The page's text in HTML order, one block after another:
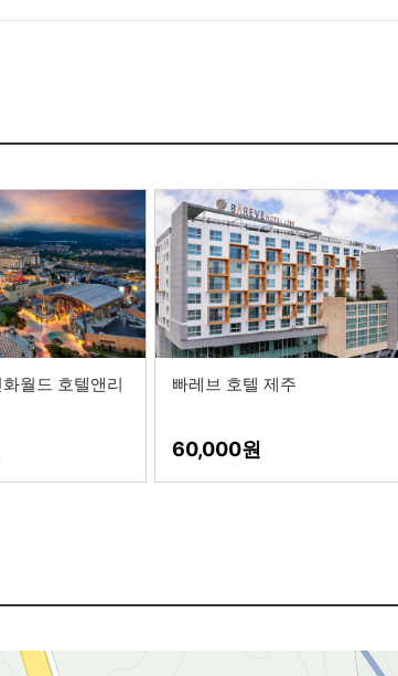
월드 호텔앤리
빠레브 호텔 제주
60,000